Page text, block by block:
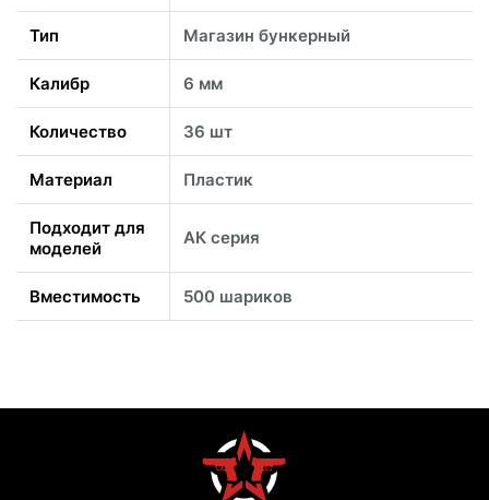
Тип Магазин бункерный
Калибр 6 мм
Количество 36 шт
Материал Пластик
Подходит для
моделей
АК серия
Вместимость 500 шариков